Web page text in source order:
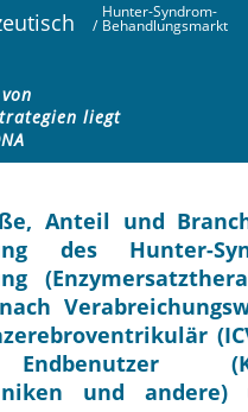
/
Hunter-Syndrom-
Behandlungsmarkt
liegt
Anteil und
des Hunter-
und andere)